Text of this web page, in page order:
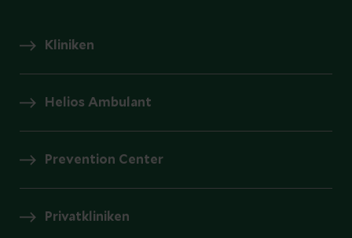
Kliniken
Helios Ambulant
Prevention Center
Privatkliniken